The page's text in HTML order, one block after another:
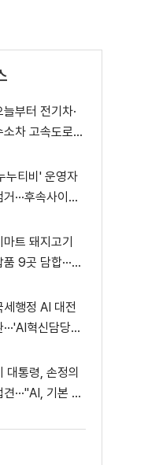
늘부터 전기차·
소차 고속도로
누티비' 운영자
거···후속사이트
마트 돼지고기
품 9곳 담합···과
세행정 AI 대전
···'AI혁신담당관'
대통령, 손정의
견···"AI, 기본 인